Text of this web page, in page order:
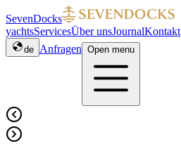
SevenDocks
yachtsServicesÜber unsJournalKontakt
de Anfragen Open menu